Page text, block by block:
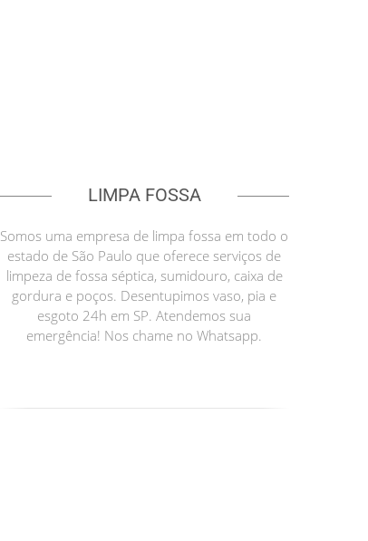
LIMPA FOSSA
Somos uma empresa de limpa fossa em todo o
estado de São Paulo que oferece serviços de
limpeza de fossa séptica, sumidouro, caixa de
gordura e poços. Desentupimos vaso, pia e
esgoto 24h em SP. Atendemos sua
emergência! Nos chame no Whatsapp.